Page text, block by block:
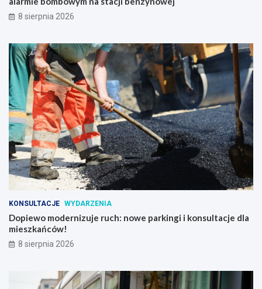
8 sierpnia 2026
KONSULTACJE WYDARZENIA
Dopiewo modernizuje ruch: nowe parkingi i konsultacje dla
mieszkańców!
8 sierpnia 2026